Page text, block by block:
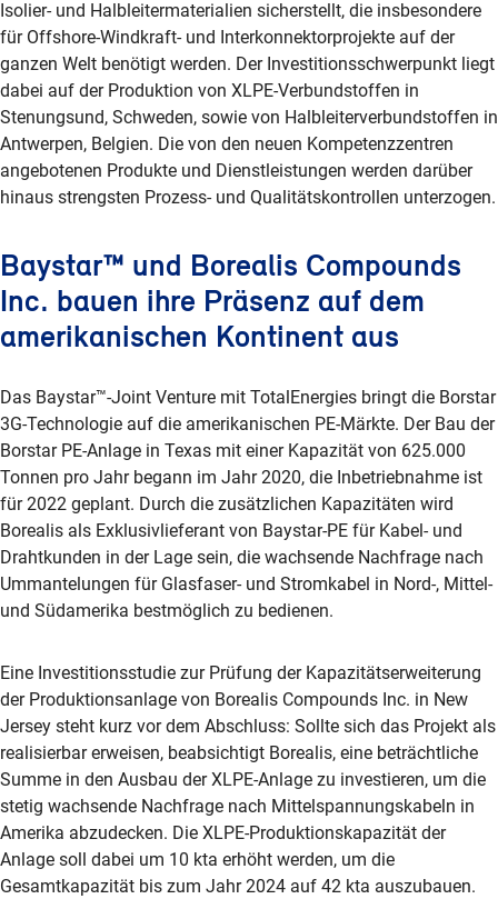
Isolier- und Halbleitermaterialien sicherstellt, die insbesondere
für Offshore-Windkraft- und Interkonnektorprojekte auf der
ganzen Welt benötigt werden. Der Investitionsschwerpunkt liegt
dabei auf der Produktion von XLPE-Verbundstoffen in
Stenungsund, Schweden, sowie von Halbleiterverbundstoffen in
Antwerpen, Belgien. Die von den neuen Kompetenzzentren
angebotenen Produkte und Dienstleistungen werden darüber
hinaus strengsten Prozess- und Qualitätskontrollen unterzogen.
Baystar™ und Borealis Compounds
Inc. bauen ihre Präsenz auf dem
amerikanischen Kontinent aus
Das Baystar™-Joint Venture mit TotalEnergies bringt die Borstar
3G-Technologie auf die amerikanischen PE-Märkte. Der Bau der
Borstar PE-Anlage in Texas mit einer Kapazität von 625.000
Tonnen pro Jahr begann im Jahr 2020, die Inbetriebnahme ist
für 2022 geplant. Durch die zusätzlichen Kapazitäten wird
Borealis als Exklusivlieferant von Baystar-PE für Kabel- und
Drahtkunden in der Lage sein, die wachsende Nachfrage nach
Ummantelungen für Glasfaser- und Stromkabel in Nord-, Mittel-
und Südamerika bestmöglich zu bedienen.
Eine Investitionsstudie zur Prüfung der Kapazitätserweiterung
der Produktionsanlage von Borealis Compounds Inc. in New
Jersey steht kurz vor dem Abschluss: Sollte sich das Projekt als
realisierbar erweisen, beabsichtigt Borealis, eine beträchtliche
Summe in den Ausbau der XLPE-Anlage zu investieren, um die
stetig wachsende Nachfrage nach Mittelspannungskabeln in
Amerika abzudecken. Die XLPE-Produktionskapazität der
Anlage soll dabei um 10 kta erhöht werden, um die
Gesamtkapazität bis zum Jahr 2024 auf 42 kta auszubauen.